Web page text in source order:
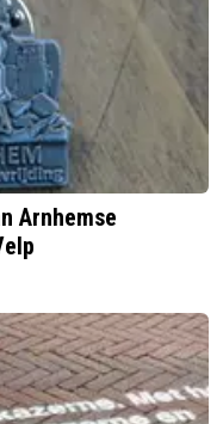
Arnhemse